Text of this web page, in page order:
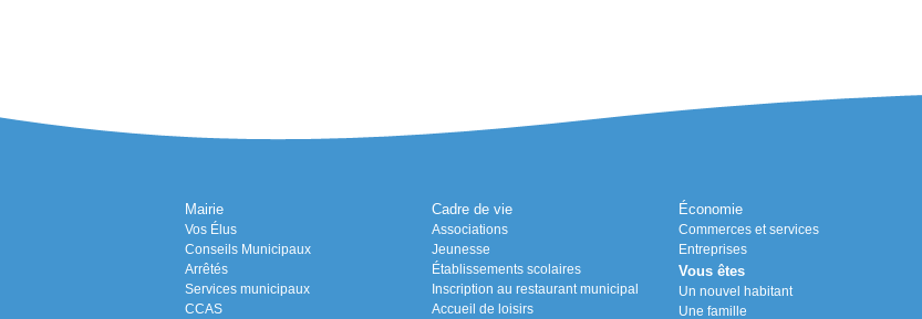
Mairie
Vos Élus
Conseils Municipaux
Arrêtés
Services municipaux
CCAS
Cadre de vie
Associations
Jeunesse
Établissements scolaires
Inscription au restaurant municipal
Accueil de loisirs
Économie
Commerces et services
Entreprises
Vous êtes
Un nouvel habitant
Une famille